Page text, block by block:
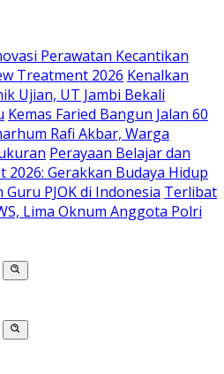
Perawatan Kecantikan
Treatment 2026 Kenalkan
Ujian, UT Jambi Bekali
Kemas Faried Bangun Jalan 60
Rafi Akbar, Warga
Perayaan Belajar dan
2026: Gerakkan Budaya Hidup
PJOK di Indonesia Terlibat
Lima Oknum Anggota Polri